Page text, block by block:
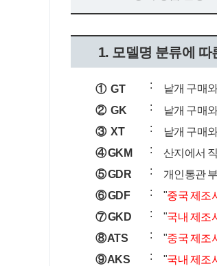
1. 모델명 분류에 따
① GT : 낱개 구매
② GK
: 낱개 구매
③ XT
: 낱개 구매
④ GKM
: 산지에서
⑤ GDR
: 개인통관
⑥ GDF
: "중국 제조
⑦ GKD
: "국내 제조
⑧ ATS
: "중국 제조
⑨ AKS
: "국내 제조